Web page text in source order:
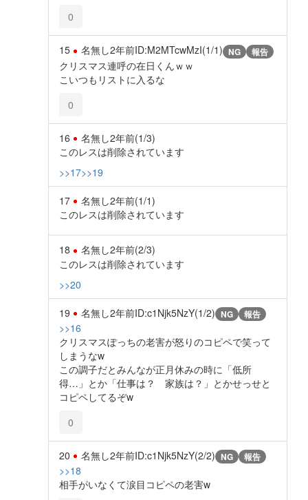
0
15 名無し2年前ID:M2MTcwMzI(1/1) NG 報告
クリスマス連呼の在日くんｗｗ
こいつもリストに入るな
0
16 名無し2年前(1/3)
このレスは削除されています
>>17>>19
17 名無し2年前(1/1)
このレスは削除されています
18 名無し2年前(2/3)
このレスは削除されています
>>20
19 名無し2年前ID:c1Njk5NzY(1/2) NG 報告
>>16
クリスマスぽっちの老害が怒りのコピペで笑って
しまうなw
この調子だとみんなが正月休みの時に「低所
得…」とか「仕事は？ 家族は？」とかせっせと
コピペしてるぞw
0
20 名無し2年前ID:c1Njk5NzY(2/2) NG 報告
>>18
相手がいなくて涙目コピペの老害w